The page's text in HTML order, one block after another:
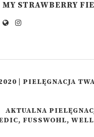
MY STRAWBERRY
| PIELĘGNACJA
AKTUALNA
FUSSWOHL,